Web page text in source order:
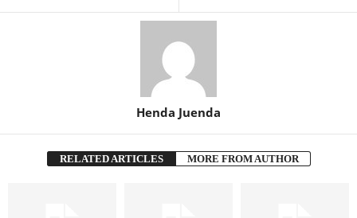
Henda Juenda
RELATED ARTICLES MORE FROM AUTHOR